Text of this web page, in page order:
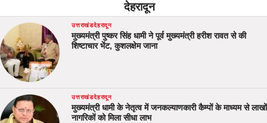
देहरादून
उत्तराखंडदेहरादून
मुख्यमंत्री पुष्कर सिंह धामी ने पूर्व मुख्यमंत्री हरीश रावत से की
शिष्टाचार भेंट, कुशलक्षेम जाना
उत्तराखंडदेहरादून
मुख्यमंत्री धामी के नेतृत्व में जनकल्याणकारी कैम्पों के माध्यम से लाखों
नागरिकों को मिला सीधा लाभ